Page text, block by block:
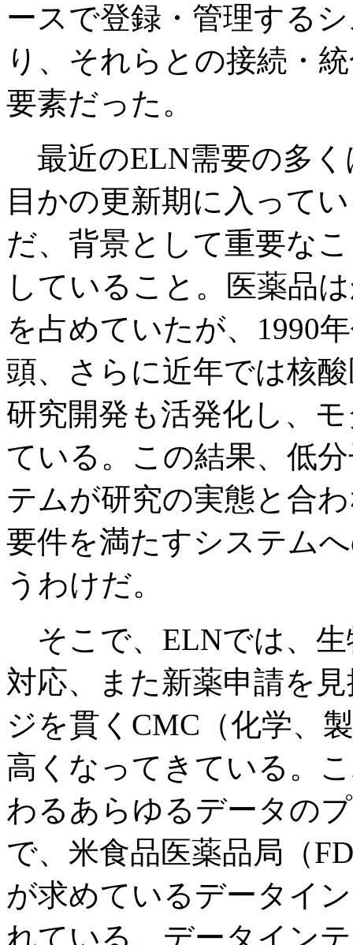
ースで登録・管理する
り、それらとの接続・
要素だった。
最近のELN需要の多
目かの更新期に入って
だ、背景として重要な
していること。医薬品
を占めていたが、1990
頭、さらに近年では核
研究開発も活発化し、
ている。この結果、低
テムが研究の実態と合
要件を満たすシステム
うわけだ。
そこで、ELNでは、生
対応、また新薬申請を
ジを貫くCMC（化学、
高くなってきている。
わるあらゆるデータの
で、米食品医薬品局（
が求めているデータイ
れている。データイン